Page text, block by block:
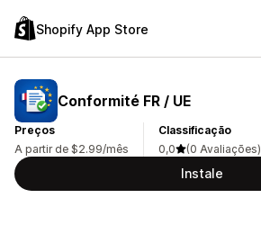
Shopify App Store
Conformité FR / UE
Preços
A partir de $2.99/mês
Classificação
0,0
(0 Avaliações)
Instale